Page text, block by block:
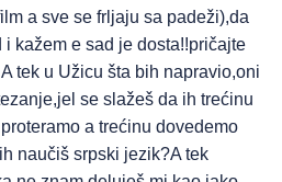
a sve se frljaju sa padeži),da
kažem e sad je dosta!!pričajte
tek u Užicu šta bih napravio,oni
se slažeš da ih trećinu
a trećinu dovedemo
naučiš srpski jezik?A tek